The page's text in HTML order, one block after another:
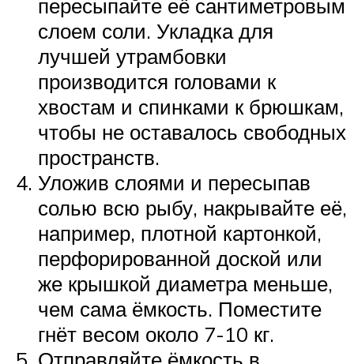
пересыпайте её сантиметровым
слоем соли. Укладка для
лучшей утрамбовки
производится головами к
хвостам и спинками к брюшкам,
чтобы не оставалось свободных
пространств.
Уложив слоями и пересыпав
солью всю рыбу, накрывайте её,
например, плотной картонкой,
перфорированной доской или
же крышкой диаметра меньше,
чем сама ёмкость. Поместите
гнёт весом около 7-10 кг.